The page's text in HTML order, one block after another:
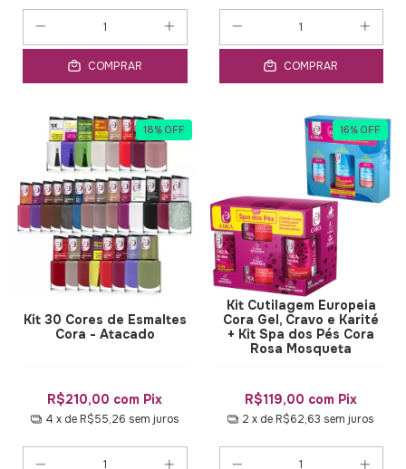
COMPRAR COMPRAR
18% OFF
Kit 30 Cores de Esmaltes
Cora - Atacado
R$210,00 com Pix
4 x de R$55,26 sem juros
16% OFF
Kit Cutilagem Europeia
Cora Gel, Cravo e Karité
+ Kit Spa dos Pés Cora
Rosa Mosqueta
R$119,00 com Pix
2 x de R$62,63 sem juros